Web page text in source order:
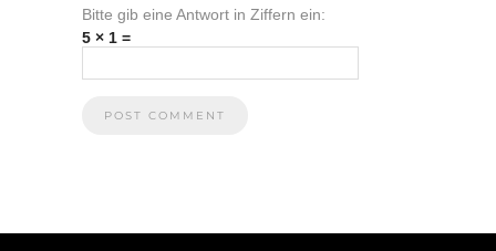
Bitte gib eine Antwort in Ziffern ein:
5 × 1 =